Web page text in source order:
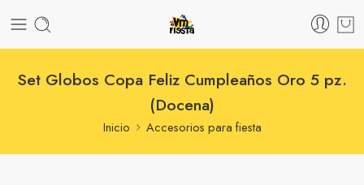
Set Globos Copa Feliz Cumpleaños Oro 5 pz.
(Docena)
Inicio Accesorios para fiesta